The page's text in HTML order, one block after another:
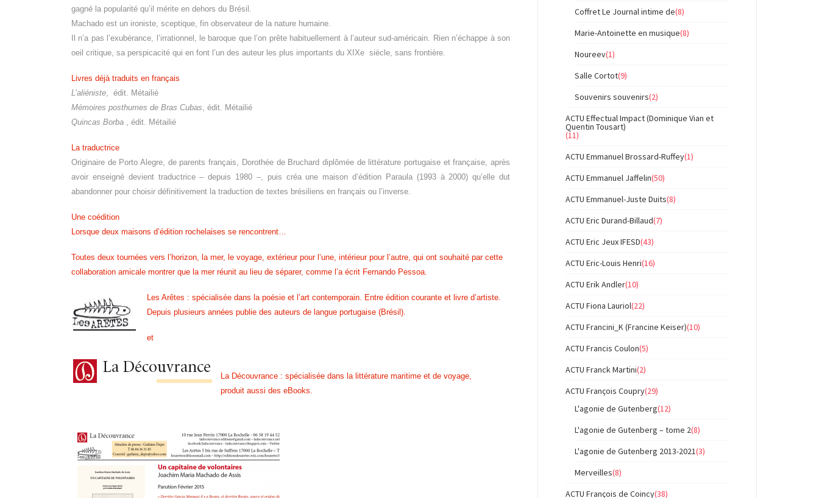
gagné la popularité qu’il mérite en dehors du Brésil.
Machado est un ironiste, sceptique, fin observateur de la nature humaine.
Il n’a pas l’exubérance, l’irrationnel, le baroque que l’on prête habituellement à l’auteur sud-américain. Rien n’échappe à son
oeil critique, sa perspicacité qui en font l’un des auteur les plus importants du XIXe siècle, sans frontière.
Livres déjà traduits en français
L’aliéniste, édit. Métailié
Mémoires posthumes de Bras Cubas, édit. Métailié
Quincas Borba , édit. Métailié
La traductrice
Originaire de Porto Alegre, de parentsfrançais, Dorothée de Bruchard diplômée de littérature portugaise etfrançaise, après
avoir enseigné devient traductrice – depuis 1980 –, puis créa une maison d’édition Paraula (1993 à 2000) qu’elle dut
abandonner pour choisir définitivement la traduction de textes brésiliens en français ou l’inverse.
Une coédition
Lorsque deux maisons d’édition rochelaises se rencontrent…
Toutes deux tournées vers l’horizon, la mer, le voyage, extérieur pour l’une, intérieur pour l’autre, qui ont souhaité par cette
collaboration amicale montrer que la mer réunit au lieu de séparer, comme l’a écrit Fernando Pessoa.
Les Arêtes : spécialisée dans la poésieet l’art contemporain. Entreédition courante et livre d’artiste.
Depuis plusieurs années publie des auteurs de langue portugaise (Brésil).
et
La Découvrance : spécialisée dans la littérature maritime et de voyage,
produit aussi des eBooks.
Coffret Le Journal intime de(8)
Marie-Antoinette en musique(8)
Noureev(1)
Salle Cortot(9)
Souvenirs souvenirs(2)
ACTU Effectual Impact (Dominique Vian et
Quentin Tousart)
(11)
ACTU Emmanuel Brossard-Ruffey(1)
ACTU Emmanuel Jaffelin(50)
ACTU Emmanuel-Juste Duits(8)
ACTU Eric Durand-Billaud(7)
ACTU Eric Jeux IFESD(43)
ACTU Eric-Louis Henri(16)
ACTU Erik Andler(10)
ACTU Fiona Lauriol(22)
ACTU Francini_K (Francine Keiser)(10)
ACTU Francis Coulon(5)
ACTU Franck Martini(2)
ACTU François Coupry(29)
L'agonie de Gutenberg(12)
L'agonie de Gutenberg – tome 2(8)
L'agonie de Gutenberg 2013-2021(3)
Merveilles(8)
ACTU François de Coincy(38)